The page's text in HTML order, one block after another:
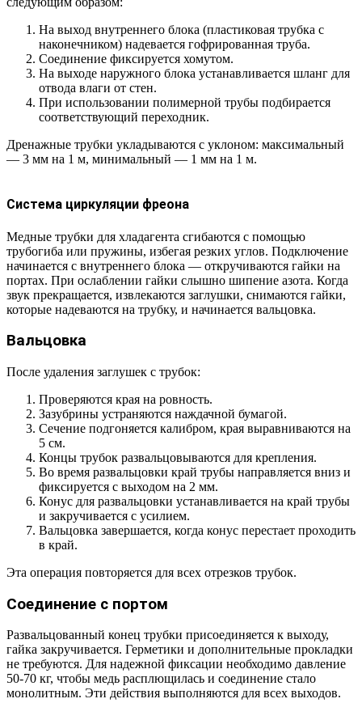
На выход внутреннего блока (пластиковая трубка с
наконечником) надевается гофрированная труба.
Соединение фиксируется хомутом.
На выходе наружного блока устанавливается шланг для
отвода влаги от стен.
При использовании полимерной трубы подбирается
соответствующий переходник.
Дренажные трубки укладываются с уклоном: максимальный
— 3 мм на 1 м, минимальный — 1 мм на 1 м.
Система циркуляции фреона
Медные трубки для хладагента сгибаются с помощью
трубогиба или пружины, избегая резких углов. Подключение
начинается с внутреннего блока — откручиваются гайки на
портах. При ослаблении гайки слышно шипение азота. Когда
звук прекращается, извлекаются заглушки, снимаются гайки,
которые надеваются на трубку, и начинается вальцовка.
Вальцовка
После удаления заглушек с трубок:
Проверяются края на ровность.
Зазубрины устраняются наждачной бумагой.
Сечение подгоняется калибром, края выравниваются на
5 см.
Концы трубок развальцовываются для крепления.
Во время развальцовки край трубы направляется вниз и
фиксируется с выходом на 2 мм.
Конус для развальцовки устанавливается на край трубы
и закручивается с усилием.
Вальцовка завершается, когда конус перестает проходить
в край.
Эта операция повторяется для всех отрезков трубок.
Соединение с портом
Развальцованный конец трубки присоединяется к выходу,
гайка закручивается. Герметики и дополнительные прокладки
не требуются. Для надежной фиксации необходимо давление
50-70 кг, чтобы медь расплющилась и соединение стало
монолитным. Эти действия выполняются для всех выходов.